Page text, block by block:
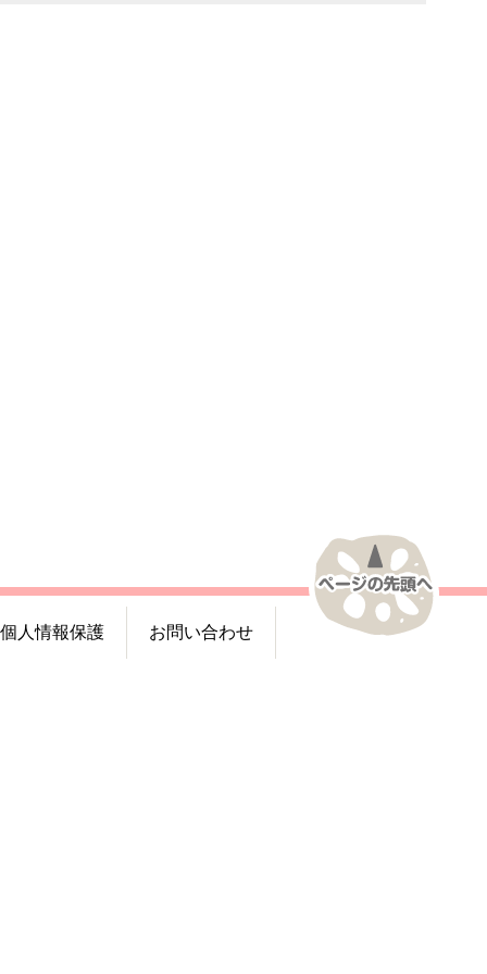
個人情報保護 お問い合わせ